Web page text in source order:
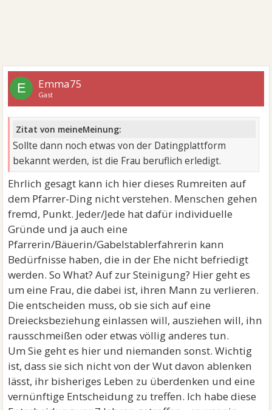
E Emma75
Gast
Zitat von meineMeinung:
Sollte dann noch etwas von der Datingplattform
bekannt werden, ist die Frau beruflich erledigt.
Ehrlich gesagt kann ich hier dieses Rumreiten auf
dem Pfarrer-Ding nicht verstehen. Menschen gehen
fremd, Punkt. Jeder/Jede hat dafür individuelle
Gründe und ja auch eine
Pfarrerin/Bäuerin/Gabelstablerfahrerin kann
Bedürfnisse haben, die in der Ehe nicht befriedigt
werden. So What? Auf zur Steinigung? Hier geht es
um eine Frau, die dabei ist, ihren Mann zu verlieren.
Die entscheiden muss, ob sie sich auf eine
Dreiecksbeziehung einlassen will, ausziehen will, ihn
rausschmeißen oder etwas völlig anderes tun.
Um Sie geht es hier und niemanden sonst. Wichtig
ist, dass sie sich nicht von der Wut davon ablenken
lässt, ihr bisheriges Leben zu überdenken und eine
vernünftige Entscheidung zu treffen. Ich habe diese